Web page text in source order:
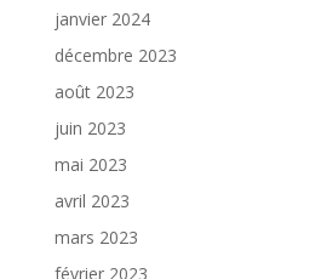
janvier 2024
décembre 2023
août 2023
juin 2023
mai 2023
avril 2023
mars 2023
février 2023